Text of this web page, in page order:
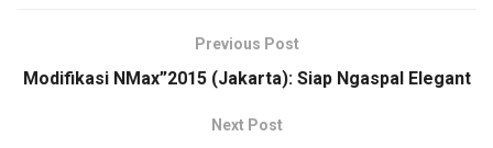
Previous Post
Modifikasi NMax”2015 (Jakarta): Siap Ngaspal Elegant
Next Post